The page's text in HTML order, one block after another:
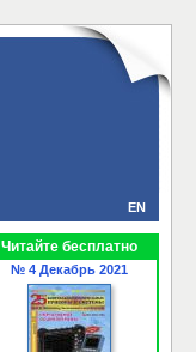
EN
Читайте бесплатно
№ 4 Декабрь 2021